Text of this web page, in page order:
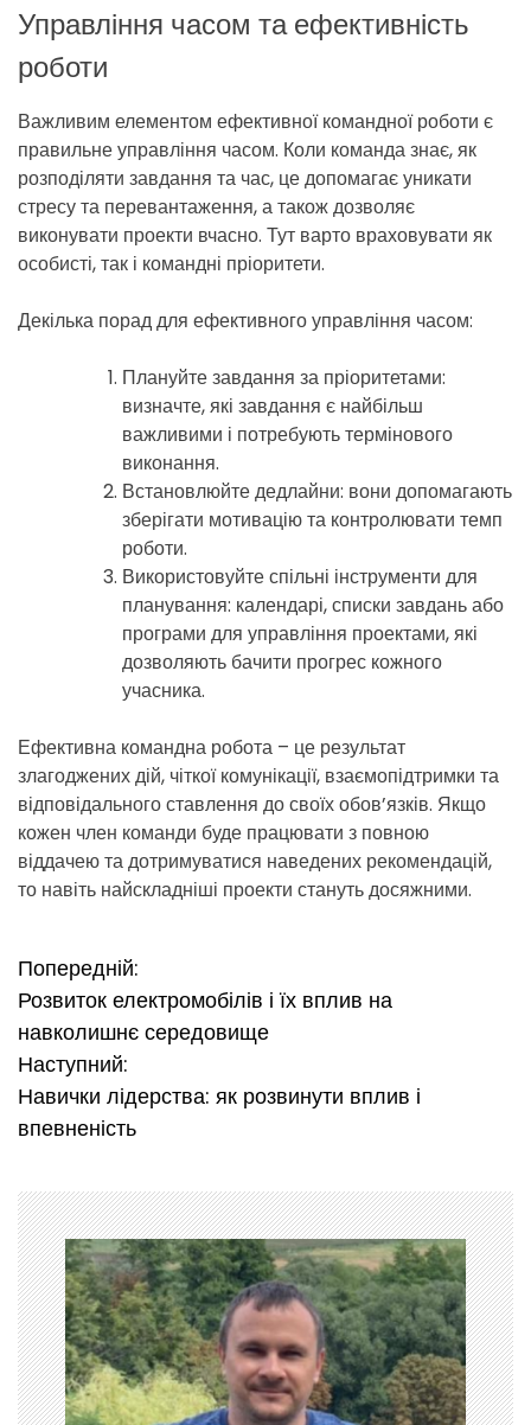
Управління часом та ефективність
роботи
Важливим елементом ефективної командної роботи є
правильне управління часом. Коли команда знає, як
розподіляти завдання та час, це допомагає уникати
стресу та перевантаження, а також дозволяє
виконувати проекти вчасно. Тут варто враховувати як
особисті, так і командні пріоритети.
Декілька порад для ефективного управління часом:
Плануйте завдання за пріоритетами:
визначте, які завдання є найбільш
важливими і потребують термінового
виконання.
Встановлюйте дедлайни: вони допомагають
зберігати мотивацію та контролювати темп
роботи.
Використовуйте спільні інструменти для
планування: календарі, списки завдань або
програми для управління проектами, які
дозволяють бачити прогрес кожного
учасника.
Ефективна командна робота – це результат
злагоджених дій, чіткої комунікації, взаємопідтримки та
відповідального ставлення до своїх обов’язків. Якщо
кожен член команди буде працювати з повною
віддачею та дотримуватися наведених рекомендацій,
то навіть найскладніші проекти стануть досяжними.
Н
а
в
і
а
ц
і
я
з
Попередній:
Розвиток електромобілів і їх вплив на
навколишнє середовище
Наступний:
Навички лідерства: як розвинути вплив і
впевненість